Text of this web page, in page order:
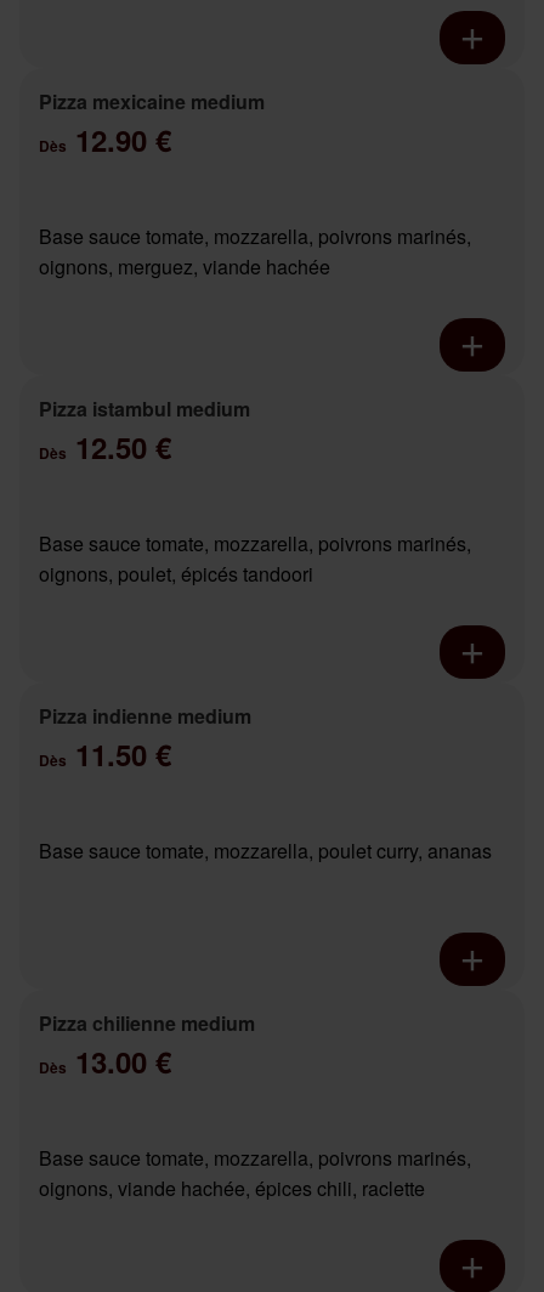
Pizza mexicaine medium
Dès 12.90 €
Base sauce tomate, mozzarella, poivrons marinés,
oignons, merguez, viande hachée
Pizza istambul medium
Dès 12.50 €
Base sauce tomate, mozzarella, poivrons marinés,
oignons, poulet, épicés tandoori
Pizza indienne medium
Dès 11.50 €
Base sauce tomate, mozzarella, poulet curry, ananas
Pizza chilienne medium
Dès 13.00 €
Base sauce tomate, mozzarella, poivrons marinés,
oignons, viande hachée, épices chili, raclette